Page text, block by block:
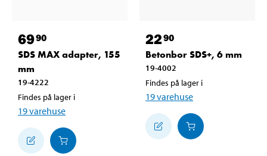
6990
SDS MAX adapter, 155
mm
19-4222
Findes på lager i
19varehuse
2290
Betonbor SDS+, 6 mm
19-4002
Findes på lager i
19varehuse